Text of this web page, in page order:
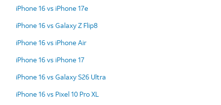
iPhone 16 vs iPhone 17e
iPhone 16 vs Galaxy Z Flip8
iPhone 16 vs iPhone Air
iPhone 16 vs iPhone 17
iPhone 16 vs Galaxy S26 Ultra
iPhone 16 vs Pixel 10 Pro XL